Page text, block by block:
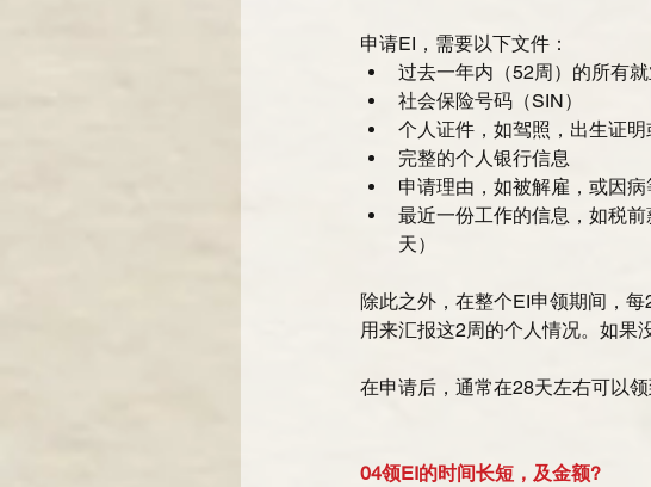
申请EI，需要以下文件：
过去一年内（52周）的所有
社会保险号码（SIN）
个人证件，如驾照，出生证明
完整的个人银行信息
申请理由，如被解雇，或因病
最近一份工作的信息，如税
天）
除此之外，在整个EI申领期间，
用来汇报这2周的个人情况。如果
在申请后，通常在28天左右可以领
04领EI的时间长短，及金额?